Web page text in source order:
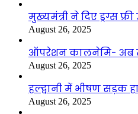
मुख्यमंत्री ने दिए ड्रग्स
August 26, 2025
ऑपरेशन कालनेमि- अब
August 26, 2025
हल्द्वानी में भीषण सड़क
August 26, 2025